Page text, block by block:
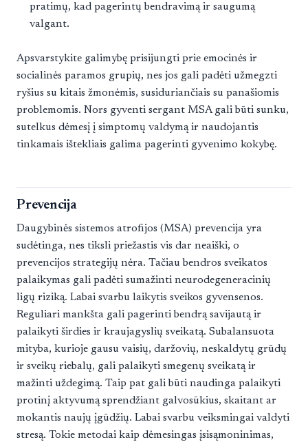
pratimų, kad pagerintų bendravimą ir saugumą
valgant.
Apsvarstykite galimybę prisijungti prie emocinės ir
socialinės paramos grupių, nes jos gali padėti užmegzti
ryšius su kitais žmonėmis, susiduriančiais su panašiomis
problemomis. Nors gyventi sergant MSA gali būti sunku,
sutelkus dėmesį į simptomų valdymą ir naudojantis
tinkamais ištekliais galima pagerinti gyvenimo kokybę.
Prevencija
Daugybinės sistemos atrofijos (MSA) prevencija yra
sudėtinga, nes tiksli priežastis vis dar neaiški, o
prevencijos strategijų nėra. Tačiau bendros sveikatos
palaikymas gali padėti sumažinti neurodegeneracinių
ligų riziką. Labai svarbu laikytis sveikos gyvensenos.
Reguliari mankšta gali pagerinti bendrą savijautą ir
palaikyti širdies ir kraujagyslių sveikatą. Subalansuota
mityba, kurioje gausu vaisių, daržovių, neskaldytų grūdų
ir sveikų riebalų, gali palaikyti smegenų sveikatą ir
mažinti uždegimą. Taip pat gali būti naudinga palaikyti
protinį aktyvumą sprendžiant galvosūkius, skaitant ar
mokantis naujų įgūdžių. Labai svarbu veiksmingai valdyti
stresą. Tokie metodai kaip dėmesingas įsisąmoninimas,